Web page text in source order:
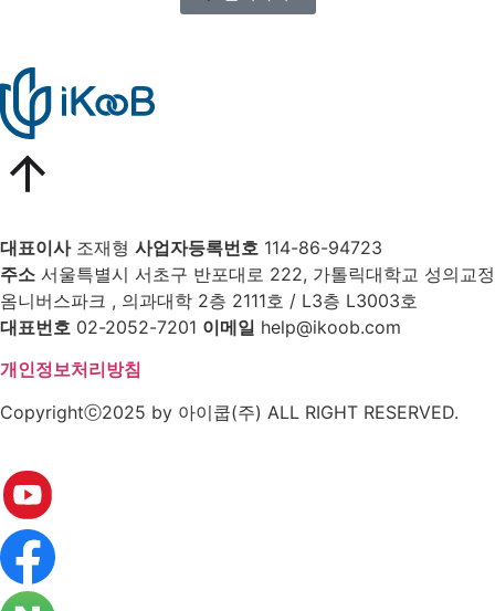
대표이사조재형 사업자등록번호 114-86-94723
주소 서울특별시 서초구 반포대로 222, 가톨릭대학교 성의교정
옴니버스파크 , 의과대학 2층 2111호 / L3층 L3003호
대표번호 02-2052-7201 이메일 help@ikoob.com
개인정보처리방침
Copyrightⓒ2025 by 아이쿱(주) ALL RIGHT RESERVED.